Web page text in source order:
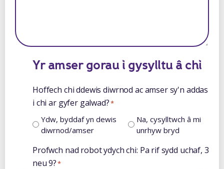
Yr amser gorau i gysylltu â chi
Hoffech chi ddewis diwrnod ac amser sy'n addas
i chi ar gyfer galwad?*
Ydw, byddaf yn dewis
diwrnod/amser
Na, cysylltwch â mi
unrhyw bryd
Profwch nad robot ydych chi: Pa rif sydd uchaf, 3
neu 9?*